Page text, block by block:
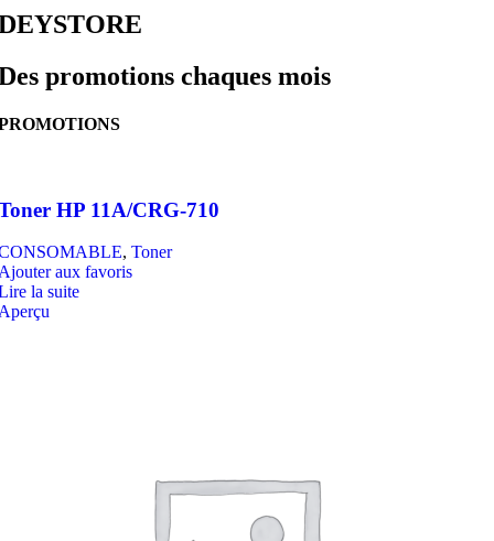
promotions chaques mois
HP 11A/CRG-710
, Toner
aux favoris
la suite